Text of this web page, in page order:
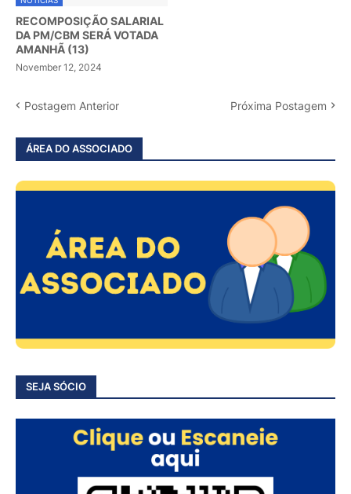
RECOMPOSIÇÃO SALARIAL
DA PM/CBM SERÁ VOTADA
AMANHÃ (13)
November 12, 2024
Postagem Anterior Próxima Postagem
ÁREA DO ASSOCIADO
SEJA SÓCIO